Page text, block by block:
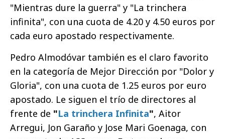
"Mientras dure la guerra" y "La trinchera
infinita", con una cuota de 4.20 y 4.50 euros por
cada euro apostado respectivamente.
Pedro Almodóvar también es el claro favorito
en la categoría de Mejor Dirección por "Dolor y
Gloria", con una cuota de 1.25 euros por euro
apostado. Le siguen el trío de directores al
frente de "La trinchera Infinita", Aitor
Arregui, Jon Garaño y Jose Mari Goenaga, con